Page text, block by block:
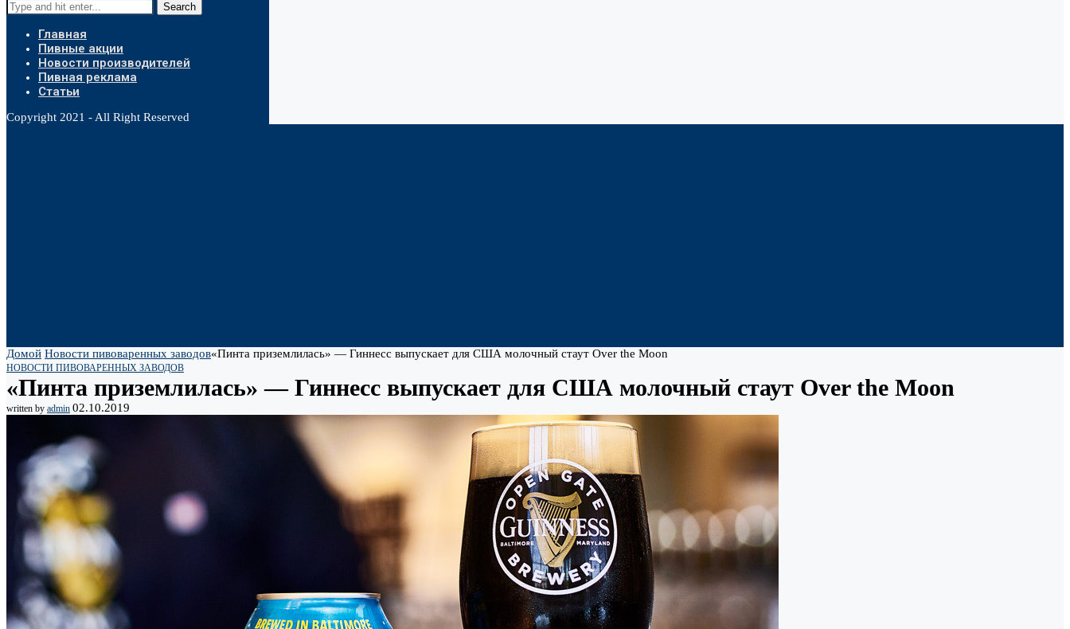
Search
Главная
Пивные акции
Новости производителей
Пивная реклама
Статьи
Copyright 2021 - All Right Reserved
Домой Новости пивоваренных заводов«Пинта приземлилась» — Гиннесс выпускает для США молочный стаут Over the Moon
НОВОСТИ ПИВОВАРЕННЫХ ЗАВОДОВ
«Пинта приземлилась» — Гиннесс выпускает для США молочный стаут Over the Moon
written by admin 02.10.2019